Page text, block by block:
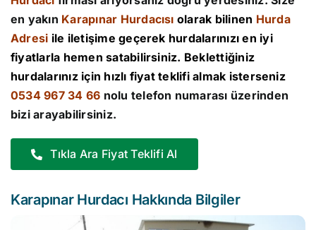
en yakın Karapınar Hurdacısı olarak bilinen Hurda
Adresi ile iletişime geçerek hurdalarınızı en iyi
fiyatlarla hemen satabilirsiniz. Beklettiğiniz
hurdalarınız için hızlı fiyat teklifi almak isterseniz
0534 967 34 66 nolu telefon numarası üzerinden
bizi arayabilirsiniz.
Tıkla Ara Fiyat Teklifi Al
Karapınar Hurdacı Hakkında Bilgiler